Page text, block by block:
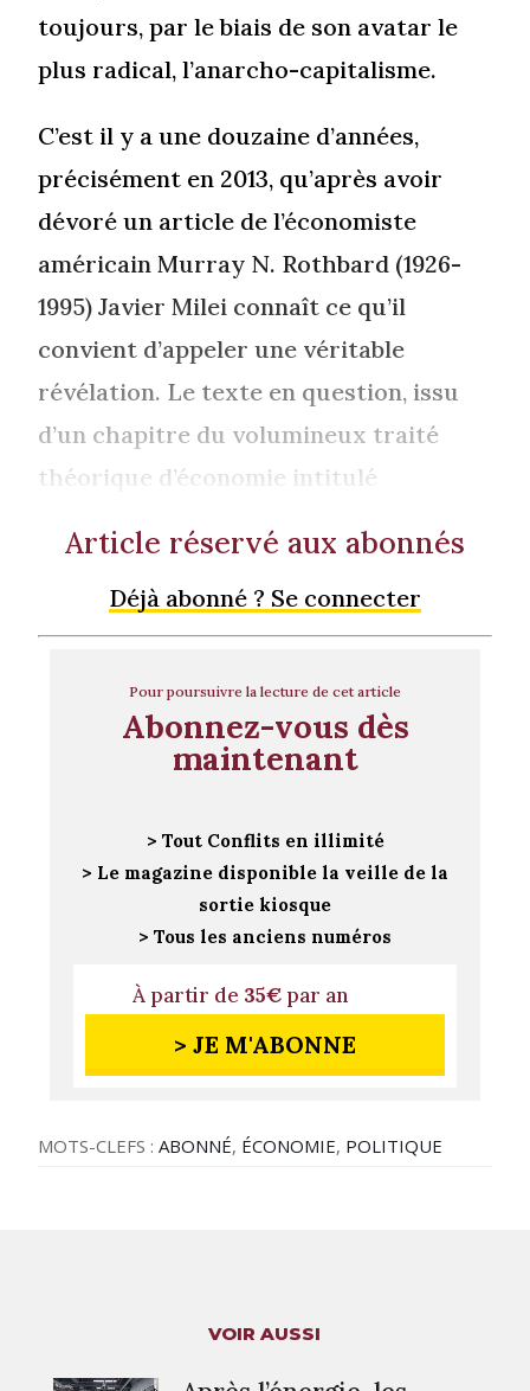
toujours, par le biais de son avatar le
plus radical, l’anarcho-capitalisme.
C’est il y a une douzaine d’années,
précisément en 2013, qu’après avoir
dévoré un article de l’économiste
américain Murray N. Rothbard (1926-
1995) Javier Milei connaît ce qu’il
convient d’appeler une véritable
révélation. Le texte en question, issu
d’un chapitre du volumineux traité
théorique d’économie intitulé
Article réservé aux abonnés
Déjà abonné ? Se connecter
Pour poursuivre la lecture de cet article
Abonnez-vous dès
maintenant
> Tout Conflits en illimité
> Le magazine disponible la veille de la
sortie kiosque
> Tous les anciens numéros
À partir de 35€par an
> JE M'ABONNE
MOTS-CLEFS :ABONNÉ, ÉCONOMIE, POLITIQUE
VOIR AUSSI